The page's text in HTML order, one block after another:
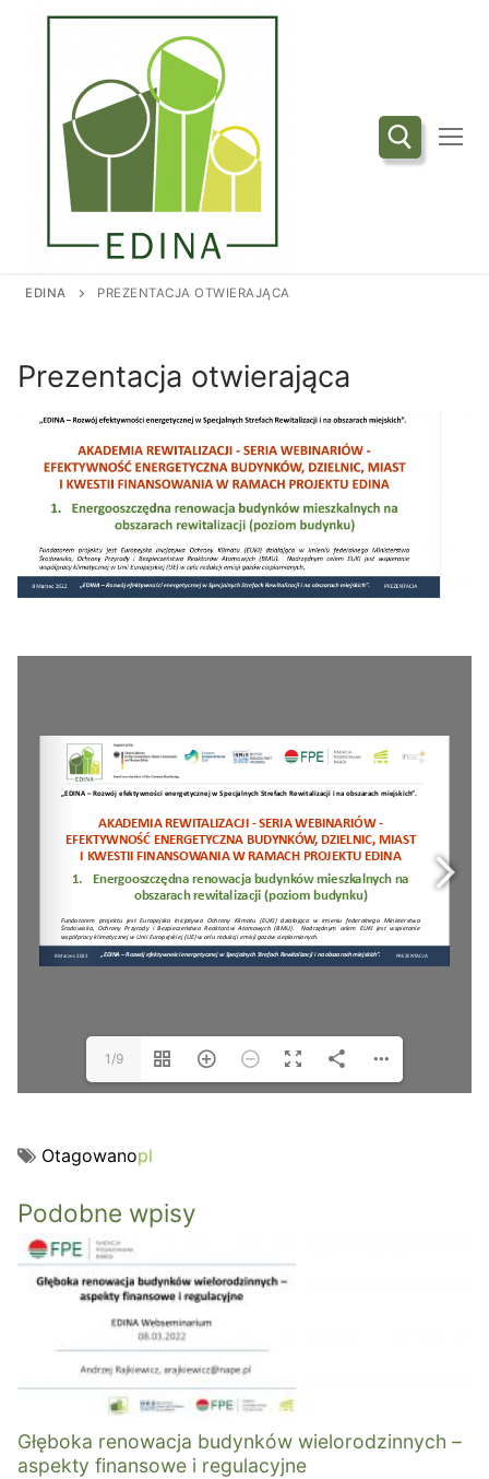
Przejdź
Szukaj:
EDINA PREZENTACJA OTWIERAJĄCA
Prezentacja otwierająca
1/9
Otagowanopl
Podobne wpisy
Głęboka renowacja budynków wielorodzinnych –
aspekty finansowe i regulacyjne